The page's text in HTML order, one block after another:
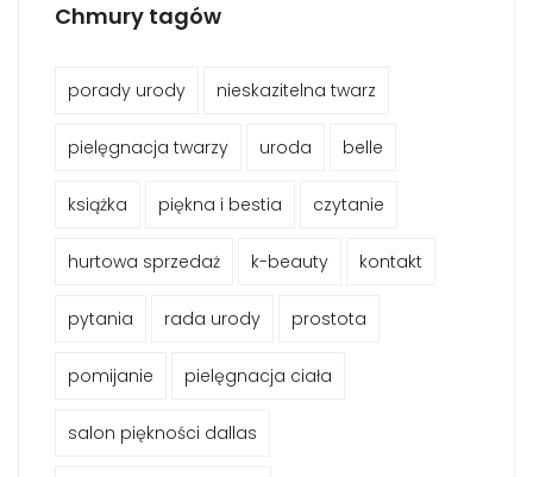
Chmury tagów
porady urody nieskazitelna twarz
pielęgnacja twarzy uroda belle
książka piękna i bestia czytanie
hurtowa sprzedaż k-beauty kontakt
pytania rada urody prostota
pomijanie pielęgnacja ciała
salon piękności dallas